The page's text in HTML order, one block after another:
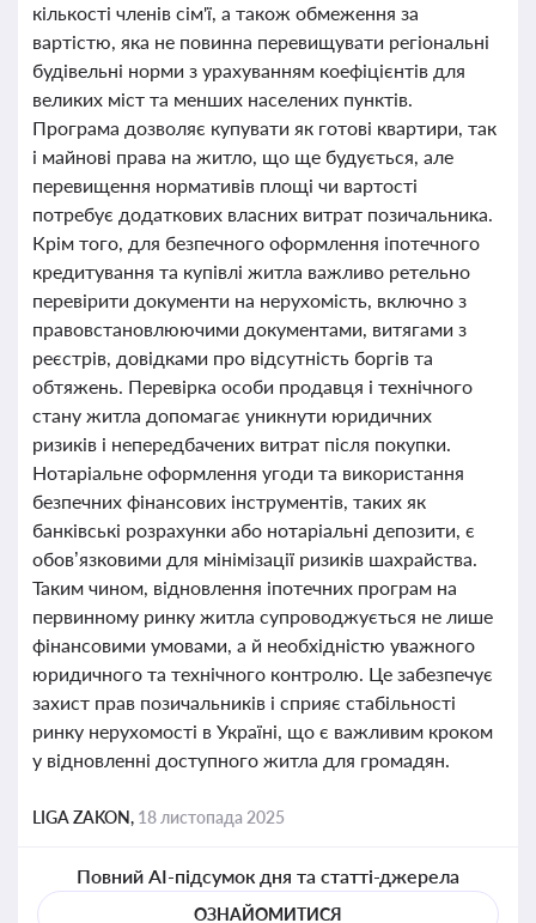
кількості членів сім'ї, а також обмеження за
вартістю, яка не повинна перевищувати регіональні
будівельні норми з урахуванням коефіцієнтів для
великих міст та менших населених пунктів.
Програма дозволяє купувати як готові квартири, так
і майнові права на житло, що ще будується, але
перевищення нормативів площі чи вартості
потребує додаткових власних витрат позичальника.
Крім того, для безпечного оформлення іпотечного
кредитування та купівлі житла важливо ретельно
перевірити документи на нерухомість, включно з
правовстановлюючими документами, витягами з
реєстрів, довідками про відсутність боргів та
обтяжень. Перевірка особи продавця і технічного
стану житла допомагає уникнути юридичних
ризиків і непередбачених витрат після покупки.
Нотаріальне оформлення угоди та використання
безпечних фінансових інструментів, таких як
банківські розрахунки або нотаріальні депозити, є
обов’язковими для мінімізації ризиків шахрайства.
Таким чином, відновлення іпотечних програм на
первинному ринку житла супроводжується не лише
фінансовими умовами, а й необхідністю уважного
юридичного та технічного контролю. Це забезпечує
захист прав позичальників і сприяє стабільності
ринку нерухомості в Україні, що є важливим кроком
у відновленні доступного житла для громадян.
LIGA ZAKON, 18 листопада 2025
Повний AI-підсумок дня та статті-джерела
ОЗНАЙОМИТИСЯ